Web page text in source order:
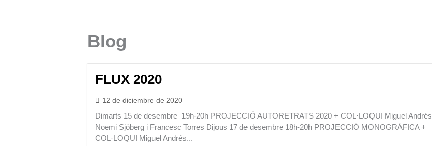
Blog
FLUX 2020
12 de diciembre de 2020
Dimarts 15 de desembre 19h-20h PROJECCIÓ AUTORETRATS 2020 + COL·LOQUI Miguel
Noemi Sjöberg i Francesc Torres Dijous 17 de desembre 18h-20h PROJECCIÓ MONOGRÀFICA +
COL·LOQUI Miguel Andrés...